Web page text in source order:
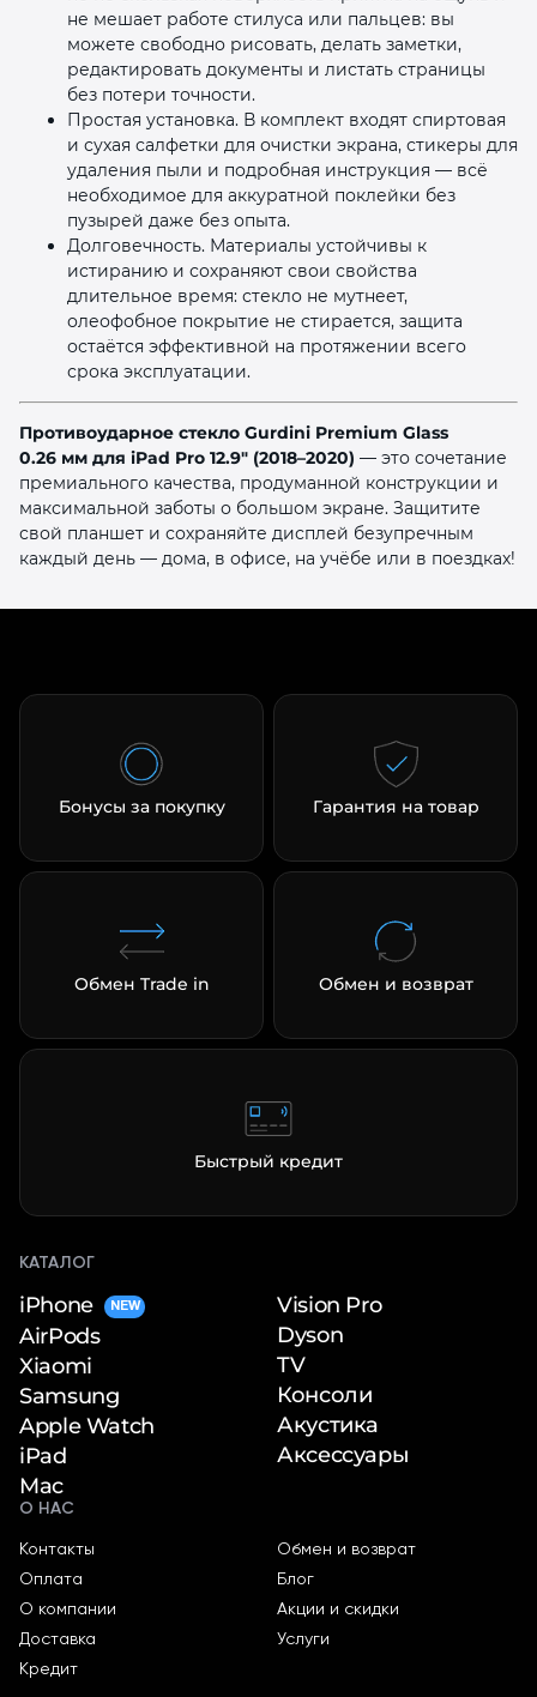
не мешает работе стилуса или пальцев: вы
можете свободно рисовать, делать заметки,
редактировать документы и листать страницы
без потери точности.
Простая установка. В комплект входят спиртовая
и сухая салфетки для очистки экрана, стикеры для
удаления пыли и подробная инструкция — всё
необходимое для аккуратной поклейки без
пузырей даже без опыта.
Долговечность. Материалы устойчивы к
истиранию и сохраняют свои свойства
длительное время: стекло не мутнеет,
олеофобное покрытие не стирается, защита
остаётся эффективной на протяжении всего
срока эксплуатации.
Противоударное стекло Gurdini Premium Glass
0.26 мм для iPad Pro 12.9″ (2018–2020) — это сочетание
премиального качества, продуманной конструкции и
максимальной заботы о большом экране. Защитите
свой планшет и сохраняйте дисплей безупречным
каждый день — дома, в офисе, на учёбе или в поездках!
Бонусы за покупку Гарантия на товар
Обмен Trade in Обмен и возврат
Быстрый кредит
КАТАЛОГ
iPhone NEW
AirPods
Xiaomi
Samsung
Apple Watch
iPad
Mac
Vision Pro
Dyson
TV
Консоли
Акустика
Аксессуары
О НАС
Контакты
Оплата
О компании
Доставка
Кредит
Обмен и возврат
Блог
Акции и скидки
Услуги